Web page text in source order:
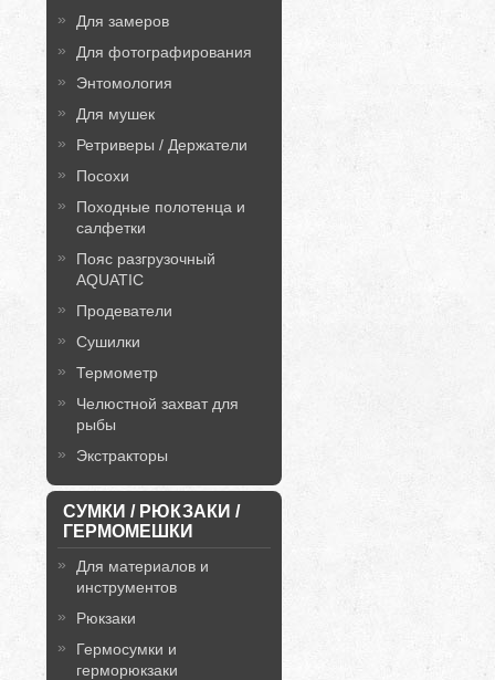
Для замеров
Для фотографирования
Энтомология
Для мушек
Ретриверы / Держатели
Посохи
Походные полотенца и
салфетки
Пояс разгрузочный
AQUATIC
Продеватели
Сушилки
Термометр
Челюстной захват для
рыбы
Экстракторы
СУМКИ / РЮКЗАКИ /
ГЕРМОМЕШКИ
Для материалов и
инструментов
Рюкзаки
Гермосумки и
герморюкзаки